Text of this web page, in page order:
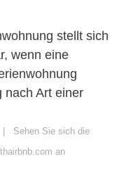
stellt sich
wenn eine
nach Art einer
| Sehen Sie sich die
an